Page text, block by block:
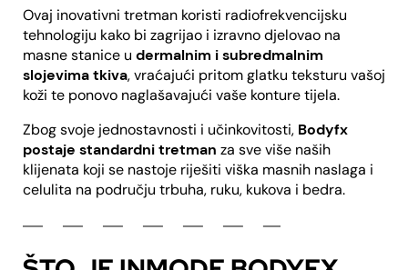
Ovaj inovativni tretman koristi radiofrekvencijsku
tehnologiju kako bi zagrijao i izravno djelovao na
masne stanice u dermalnim i subredmalnim
slojevima tkiva, vraćajući pritom glatku teksturu vašoj
koži te ponovo naglašavajući vaše konture tijela.
Zbog svoje jednostavnosti i učinkovitosti, Bodyfx
postaje standardni tretman za sve više naših
klijenata koji se nastoje riješiti viška masnih naslaga i
celulita na području trbuha, ruku, kukova i bedra.